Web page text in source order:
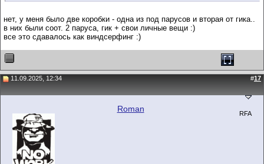
нет, у меня было две коробки - одна из под парусов и вторая от гика..
в них были соот. 2 паруса, гик + свои личные вещи :)
все это сдавалось как виндсерфинг :)
11.09.2025, 12:34 #17
Roman RFA